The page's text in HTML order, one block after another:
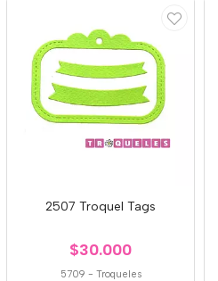
2507 Troquel Tags
$30.000
5709 - Troqueles